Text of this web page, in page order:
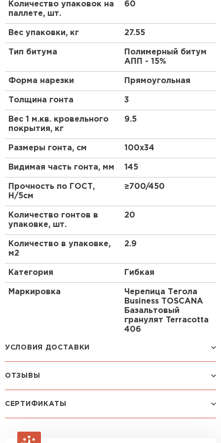
Количество упаковок на
паллете, шт.
60
Вес упаковки, кг 27.55
Тип битума
Полимерный битум
АПП - 15%
Форма нарезки Прямоугольная
Толщина гонта 3
Вес 1 м.кв. кровельного
покрытия, кг
9.5
Размеры гонта, см 100x34
Видимая часть гонта, мм 145
Прочность по ГОСТ,
Н/5см
≥700/450
Количество гонтов в
упаковке, шт.
20
Количество в упаковке,
м2
2.9
Категория Гибкая
Маркировка
Черепица Тегола
Business TOSCANA
Базальтовый
гранулят Terracotta
406
УСЛОВИЯ ДОСТАВКИ
Машина до 1,5 тн до 18 м3
макс. длина груза 6 м
ОТЗЫВЫ
Посмотреть все отзывы
ОСТАВИТЬ ОТЗЫВ
Зайцев
СЕРТИФИКАТЫ
Штакетник
ПЕРЕЙТИ
Рулонная кровля